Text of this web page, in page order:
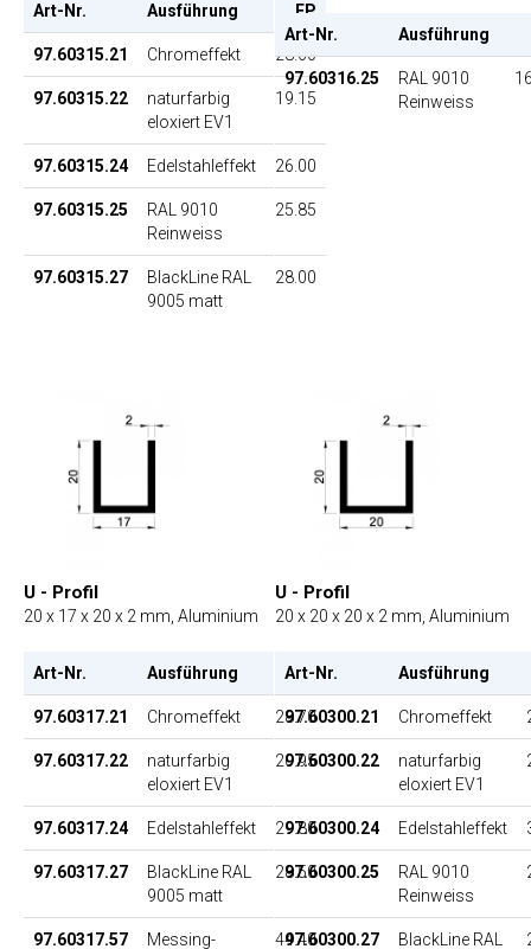
Art-Nr. Ausführung EP
97.60315.21 Chromeffekt 28.60
97.60315.22
naturfarbig
eloxiert EV1
19.15
97.60315.24 Edelstahleffekt 26.00
97.60315.25
RAL 9010
Reinweiss
25.85
97.60315.27
BlackLine RAL
9005 matt
28.00
Art-Nr. Ausführung
97.60316.25
RAL 9010
Reinweiss
U - Profil
20 x 17 x 20 x 2 mm, Aluminium
Art-Nr. Ausführung EP
97.60317.21 Chromeffekt 28.70
97.60317.22
naturfarbig
eloxiert EV1
20.95
97.60317.24 Edelstahleffekt 29.80
97.60317.27
BlackLine RAL
9005 matt
28.50
97.60317.57 Messing- 44.40
U - Profil
20 x 20 x 20 x 2 mm, Aluminium
Art-Nr. Ausführung
97.60300.21 Chromeffekt
97.60300.22
naturfarbig
eloxiert EV1
97.60300.24 Edelstahleffekt
97.60300.25
RAL 9010
Reinweiss
97.60300.27 BlackLine RAL